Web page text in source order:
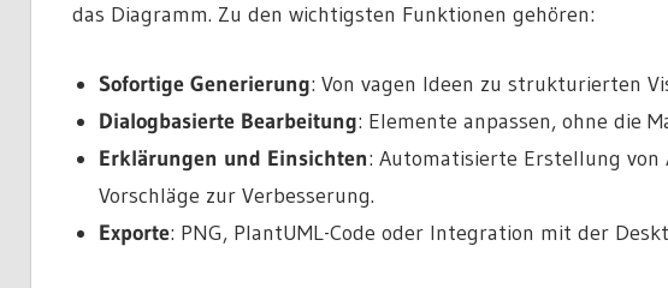
das Diagramm. Zu den wichtigsten Funktionen gehören:
Sofortige Generierung: Von vagen Ideen zu strukturierten
Dialogbasierte Bearbeitung: Elemente anpassen, ohne die
Erklärungen und Einsichten: Automatisierte Erstellung
Vorschläge zur Verbesserung.
Exporte: PNG, PlantUML-Code oder Integration mit der